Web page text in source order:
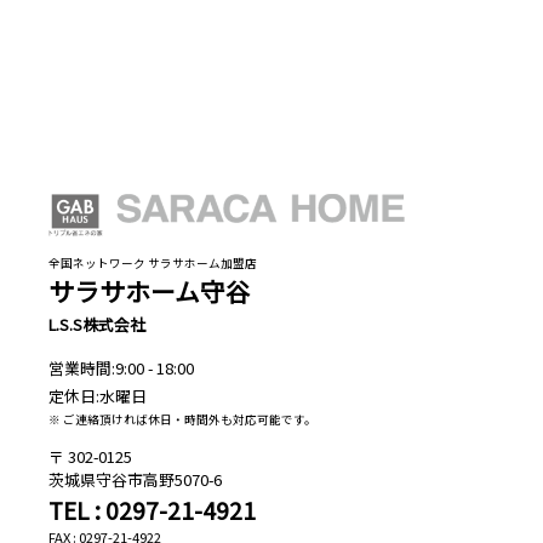
全国ネットワーク サラサホーム加盟店
サラサホーム守谷
L.S.S株式会社
営業時間:9:00 - 18:00
定休日:水曜日
※ ご連絡頂ければ休日・時間外も対応可能です。
302-0125
茨城県守谷市高野5070-6
TEL : 0297-21-4921
FAX : 0297-21-4922